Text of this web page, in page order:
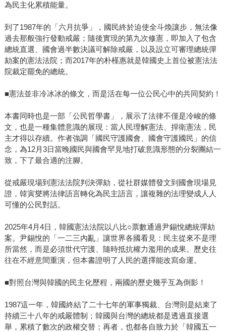
為民主化累積能量。
到了1987年的「六月抗爭」，國民終於迫使全斗煥讓步，無法像
過去那般強行發動戒嚴；隨後實現的第九次修憲，即加入了包含
總統直選、國會過半數決議可解除戒嚴，以及設立可審理總統彈
劾案的憲法法院；而2017年的朴槿惠就是韓國史上首位被憲法法
院裁定罷免的總統。
■憲法並非冷冰冰的條文，而是活在每一位公民心中的共同契約！
本書同時也是一部「公民哲學書」，展示了法律不僅是冷峻的條
文，也是一種集體意識的展現：當人民理解憲法、捍衛憲法，民
主才得以存續。作者強調「國民守護國會、國會守護國民」的信
念，為12月3日當晚國民與國會罕見地打破意識形態的分裂團結一
致，下了最合適的注腳。
從戒嚴現場到憲法法院判決彈劾，從社群媒體發文到國會現場見
證，韓寅燮將法律語言轉化為民主語言，讓複雜的法理變成人人
可懂的公民對話。
2025年4月4日，韓國憲法法院以八比○票數通過尹錫悅總統彈劾
案。尹錫悅的「一二三內亂」讓世界各國看見：民主從來不是理
所當然，而是必須世代守護、隨時抵抗權力濫用的成果。歷史往
往在不經意間重演，但本書證明了人民的選擇能改寫命運。
■對照台灣與韓國的民主化歷程，兩國的歷史幾乎互為倒影！
1987這一年，韓國終結了二十七年的軍事獨裁、台灣則是結束了
持續三十八年的戒嚴體制；韓國與台灣的總統都是透過直接選
舉，累積了數次的政權交替；再者，也都各自致力於「韓國五一